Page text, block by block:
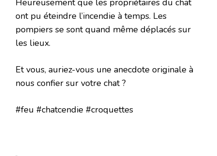
Heureusement que les propriétaires du chat
ont pu éteindre l’incendie à temps. Les
pompiers se sont quand même déplacés sur
les lieux.
Et vous, auriez-vous une anecdote originale à
nous confier sur votre chat ?
#feu #chatcendie #croquettes